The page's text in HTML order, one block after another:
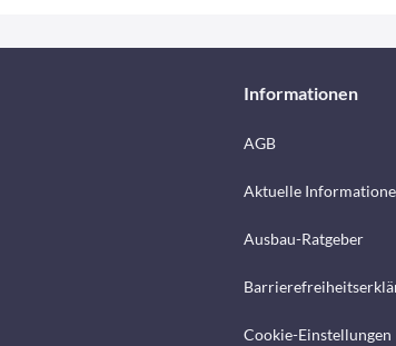
Informationen
AGB
Aktuelle
Ausbau-Ratgeber
Cookie-Einstellungen